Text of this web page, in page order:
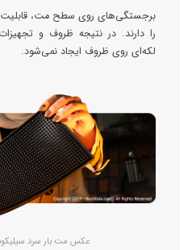
برجستگی‌های روی سطح مت،
را دارند. در نتیجه ظروف و
لکه‌ای روی ظروف ایجاد نمی‌شود.
عکس مت بار سرد سیلیکونی